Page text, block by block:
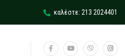
καλέστε: 213 2024401